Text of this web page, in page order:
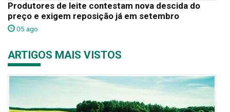
Produtores de leite contestam nova descida do
preço e exigem reposição já em setembro
05 ago
ARTIGOS MAIS VISTOS